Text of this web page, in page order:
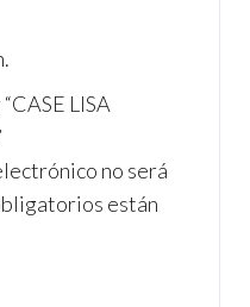
LISA
no será
están